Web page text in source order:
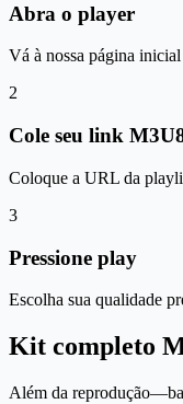
Abra o player
Vá à nossa página
2
Cole seu link
Coloque a URL da
3
Pressione play
Escolha sua qualidade
Kit completo
Além da